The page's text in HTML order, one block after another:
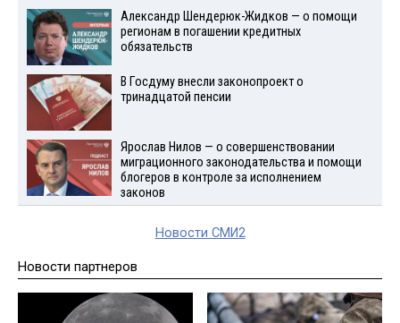
Александр Шендерюк-Жидков — о помощи
регионам в погашении кредитных
обязательств
В Госдуму внесли законопроект о
тринадцатой пенсии
Ярослав Нилов — о совершенствовании
миграционного законодательства и помощи
блогеров в контроле за исполнением
законов
Новости СМИ2
Новости партнеров